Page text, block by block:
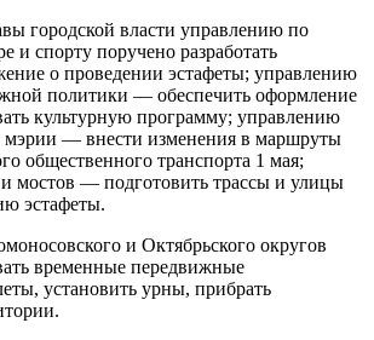
городской власти управлению по
и спорту поручено разработать
о проведении эстафеты; управлению
политики — обеспечить оформление
культурную программу; управлению
мэрии — внести изменения в маршруты
общественного транспорта 1 мая;
мостов — подготовить трассы и улицы
эстафеты.
и Октябрьского округов
временные передвижные
установить урны, прибрать